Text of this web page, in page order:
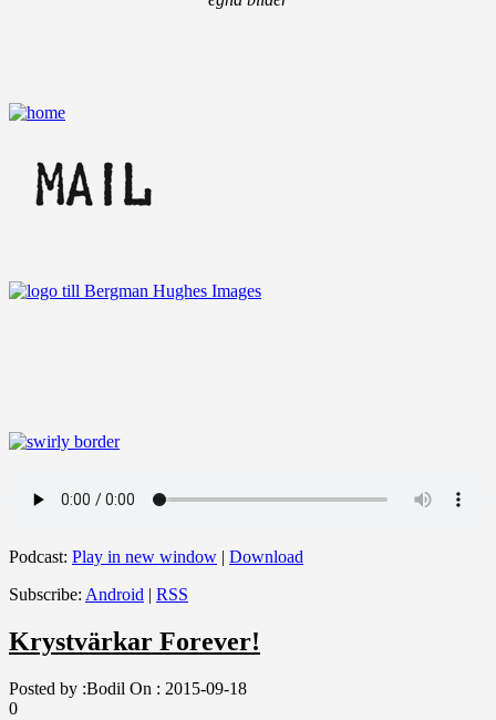
Podcast: Play in new window | Download
Subscribe: Android | RSS
Krystvärkar Forever!
Posted by :Bodil On : 2015-09-18
0